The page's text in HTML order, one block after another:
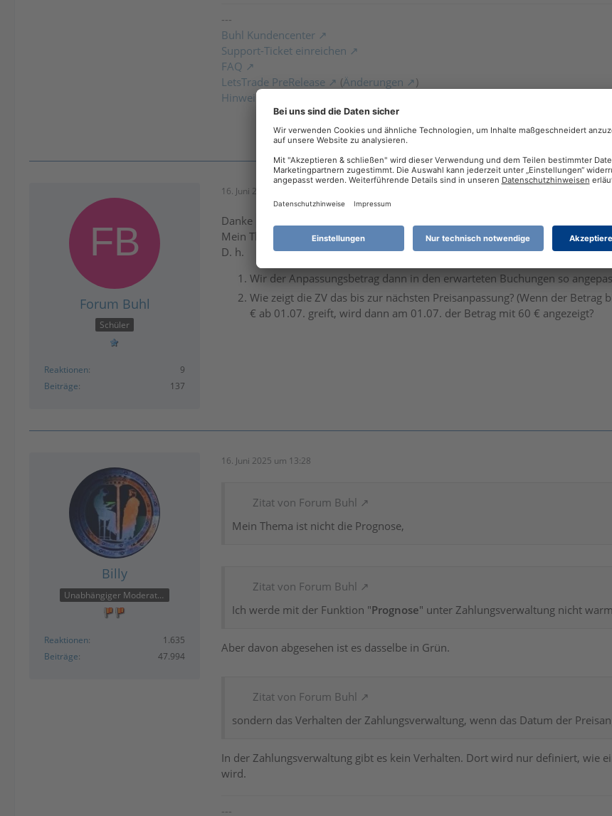
---
Buhl Kundencenter
Support-Ticket einreichen
FAQ
LetsTrade PreRelease
(Änderungen
)
Hinweise zum Einbinden von Screenshots in Forumsbeiträgen
Forum Buhl
Schüler
Reaktionen
9
Beiträge
137
16. Juni 2025 um 13:02
Danke
Mein Thema ist nicht die Prognose, sondern das Verhalten der
D. h.
Wir der Anpassungsbetrag dann in den erwarteten Buchungen so
Wie zeigt die ZV das bis zur nächsten Preisanpassung? (Wenn der
€ ab 01.07. greift, wird dann am 01.07. der Betrag mit 60 € angezeigt?
Billy
Unabhängiger Moderator
Reaktionen
1.635
Beiträge
47.994
16. Juni 2025 um 13:28
Zitat von Forum Buhl
Mein Thema ist nicht die Prognose,
Zitat von Forum Buhl
Ich werde mit der Funktion "Prognose" unter Zahlungsverwaltung nicht warm
Aber davon abgesehen ist es dasselbe in Grün.
Zitat von Forum Buhl
sondern das Verhalten der Zahlungsverwaltung, wenn das Datum der
In der Zahlungsverwaltung gibt es kein Verhalten. Dort wird nur definiert, wie
wird.
---